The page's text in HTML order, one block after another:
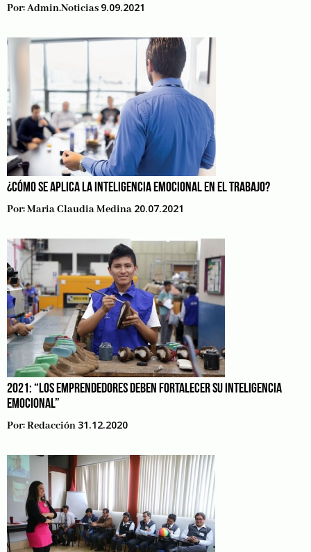
Por:Admin.noticias 9.09.2021
¿CÓMO SE APLICA LA INTELIGENCIA EMOCIONAL EN EL TRABAJO?
Por:Maria Claudia Medina 20.07.2021
2021: “LOS EMPRENDEDORES DEBEN FORTALECER SU INTELIGENCIA
EMOCIONAL”
Por:Redacción 31.12.2020